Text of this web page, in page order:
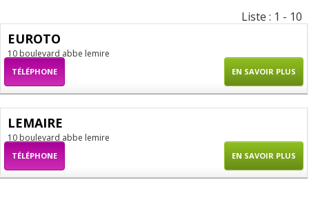
Liste : 1 - 10
EUROTO
10 boulevard abbe lemire
TÉLÉPHONE EN SAVOIR PLUS
LEMAIRE
10 boulevard abbe lemire
TÉLÉPHONE EN SAVOIR PLUS